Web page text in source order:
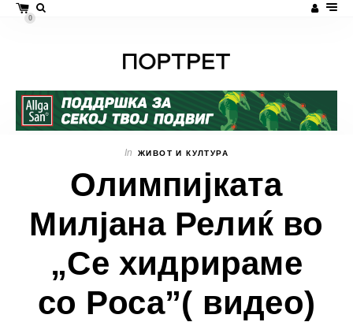
0
In ЖИВОТ И КУЛТУРА
Олимпијката
Милјана Релиќ во
„Се хидрираме
со Роса”( видео)